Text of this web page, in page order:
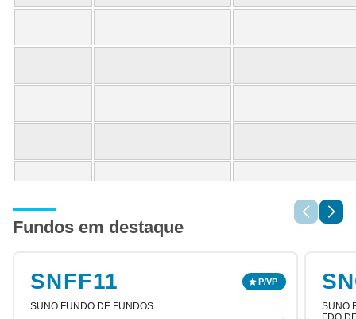
Fundos em destaque
SNFF11
SUNO FUNDO DE FUNDOS
SUNO